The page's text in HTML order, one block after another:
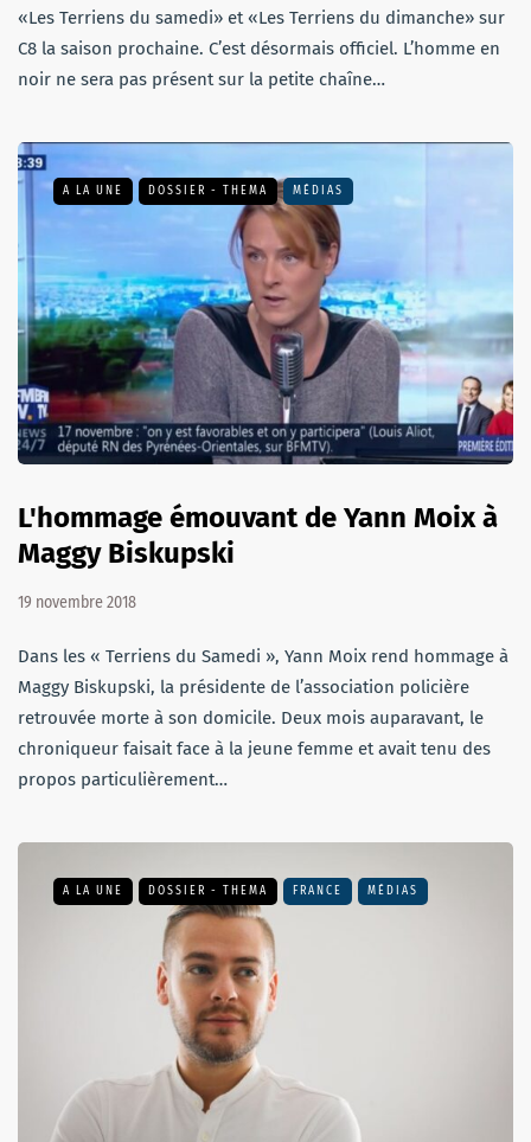
«Les Terriens du samedi» et «Les Terriens du dimanche» sur
C8 la saison prochaine. C’est désormais officiel. L’homme en
noir ne sera pas présent sur la petite chaîne…
A LA UNE DOSSIER - THEMA MÉDIAS
L'hommage émouvant de Yann Moix à
Maggy Biskupski
19 novembre 2018
Dans les « Terriens du Samedi », Yann Moix rend hommage à
Maggy Biskupski, la présidente de l’association policière
retrouvée morte à son domicile. Deux mois auparavant, le
chroniqueur faisait face à la jeune femme et avait tenu des
propos particulièrement…
A LA UNE DOSSIER - THEMA FRANCE MÉDIAS